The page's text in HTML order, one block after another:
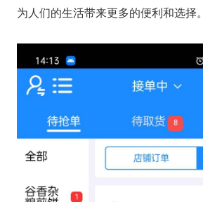
为人们的生活带来更多的便利和选择。